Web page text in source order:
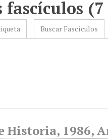
fascículos
Buscar Fascículos
Historia, 1986,